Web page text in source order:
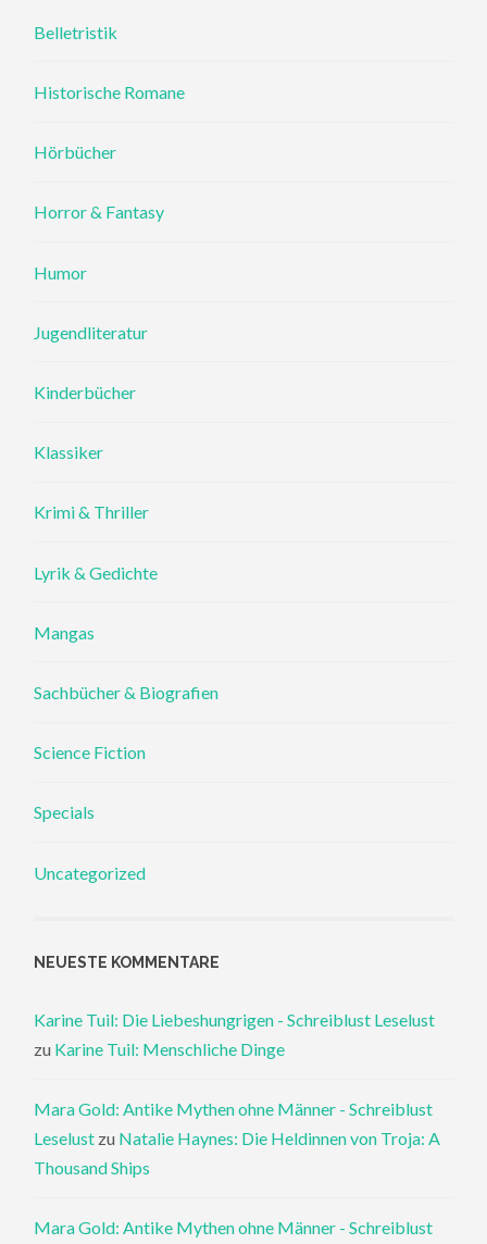
Belletristik
Historische Romane
Hörbücher
Horror & Fantasy
Humor
Jugendliteratur
Kinderbücher
Klassiker
Krimi & Thriller
Lyrik & Gedichte
Mangas
Sachbücher & Biografien
Science Fiction
Specials
Uncategorized
NEUESTE KOMMENTARE
Karine Tuil: Die Liebeshungrigen - Schreiblust Leselust
zu Karine Tuil: Menschliche Dinge
Mara Gold: Antike Mythen ohne Männer - Schreiblust
Leselust zu Natalie Haynes: Die Heldinnen von Troja: A
Thousand Ships
Mara Gold: Antike Mythen ohne Männer - Schreiblust